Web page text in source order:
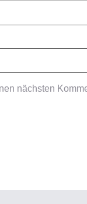
nächsten